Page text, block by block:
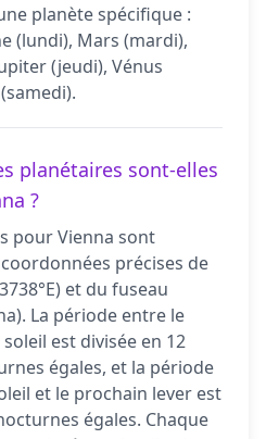
planète spécifique :
(lundi), Mars (mardi),
(jeudi), Vénus
planétaires sont-elles
?
pour Vienna sont
précises de
et du fuseau
La période entre le
est divisée en 12
égales, et la période
et le prochain lever est
égales. Chaque